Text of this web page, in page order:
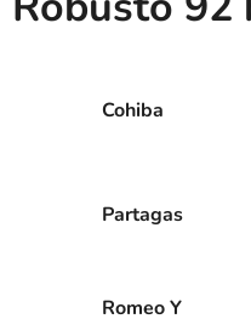
Cohiba
Partagas
Romeo Y